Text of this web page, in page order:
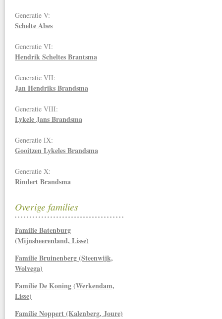
Generatie V:
Schelte Abes
Generatie VI:
Hendrik Scheltes Brantsma
Generatie VII:
Jan HendriksBrandsma
Generatie VIII:
Lykele Jans Brandsma
Generatie IX:
Gooitzen Lykeles Brandsma
Generatie X:
Rindert Brandsma
Overige families
Familie Batenburg
(Mijnsheerenland, Lisse)
Familie Bruinenberg (Steenwijk,
Wolvega)
Familie De Koning (Werkendam,
Lisse)
Familie Noppert (Kalenberg, Joure)